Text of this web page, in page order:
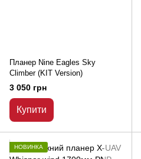
Планер Nine Eagles Sky
Climber (KIT Version)
3 050 грн
Купити
НОВИНКА